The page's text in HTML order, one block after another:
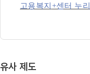
고용복지 +센터 누
유사 제도